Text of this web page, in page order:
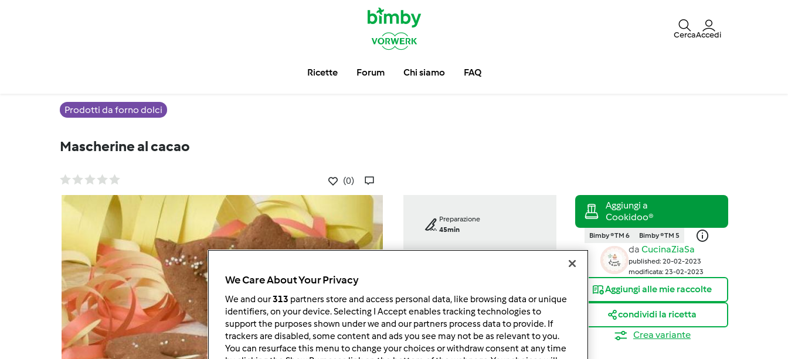
CercaAccedi
Ricette Forum Chi siamo FAQ
Prodotti da forno dolci
Mascherine al cacao
(0)
Preparazione
45min
porzione/porzioni
----
Bimby ® TM 6 Bimby ® TM 5
da CucinaZiaSa
published: 20-02-2023
modificata: 23-02-2023
Aggiungi alle mie raccolte
condividi la ricetta
Crea variante
We Care About Your Privacy
We and our313 partners store and access personal data, like browsing data or unique
identifiers, on your device. Selecting I Accept enables tracking technologies to
support the purposes shown under we and our partners process data to provide. If
trackers are disabled, some content and ads you see may not be as relevant to you.
You can resurface this menu to change your choices or withdraw consent at any time